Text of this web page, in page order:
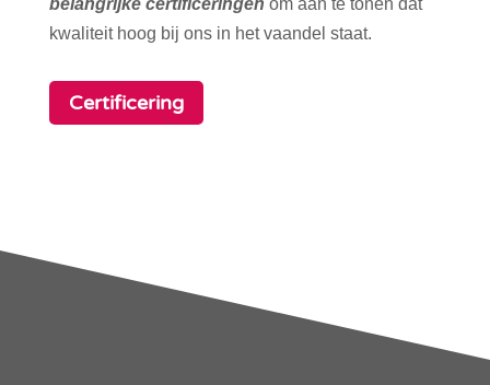
kwaliteit hoog bij ons in het vaandel staat.
Certificering